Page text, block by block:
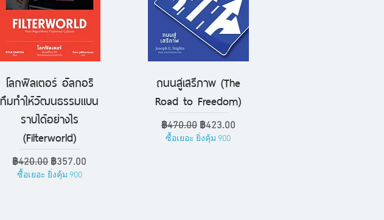
ดูข้อมูลด่วน
โลกฟิลเตอร์ อัลกอริ
ทึมทำให้วัฒนธรรมแบน
ราบได้อย่างไร
(Filterworld)
ราคาปกติ
฿420.00 ราคาขายลด
฿357.00
ซื้อเยอะ ยิ่งคุ้ม 900
ดูข้อมูลด่วน
ถนนสู่เสรีภาพ (The
Road to Freedom)
ราคาปกติ
฿470.00 ราคาขายลด
฿423.00
ซื้อเยอะ ยิ่งคุ้ม 900